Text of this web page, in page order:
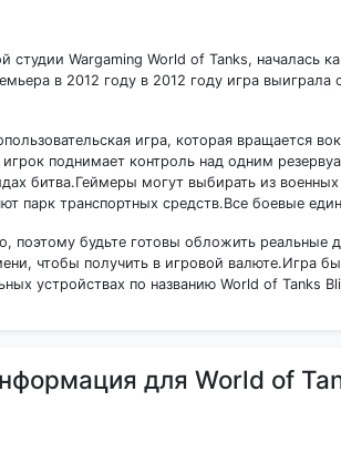
студии Wargaming World of Tanks, началась
в 2012 году в 2012 году игра
игра, которая вращается
поднимает контроль над одним
битва.Геймеры могут выбирать из
парк транспортных средств.Все боевые
поэтому будьте готовы обложить реальные
чтобы получить в игровой валюте.Игра
устройствах по названию World of Tanks
для World of